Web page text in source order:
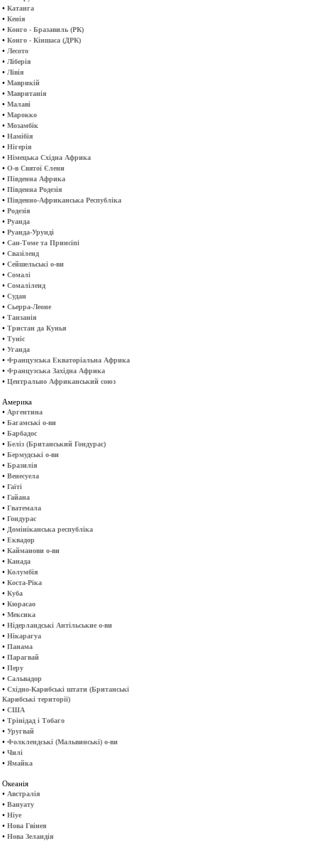
• Катанга
• Кенія
• Конго - Бразавиль (РК)
• Конго - Кіншаса (ДРК)
• Лесото
• Ліберія
• Лівія
• Маврикій
• Мавританія
• Малаві
• Марокко
• Мозамбік
• Намібія
• Нігерія
• Німецька Східна Африка
• О-в Святої Єлени
• Південна Африка
• Південна Родезія
• Південно-Африканська Республіка
• Родезія
• Руанда
• Руанда-Урунді
• Сан-Томе та Принсіпі
• Свазіленд
• Сейшельські о-ви
• Сомалі
• Сомаліленд
• Судан
• Сьерра-Леоне
• Танзанія
• Тристан да Кунья
• Туніс
• Уганда
• Французська Екваторіальна Африка
• Французська Західна Африка
• Центрально Африканський союз
Америка
• Аргентина
• Багамські о-ви
• Барбадос
• Беліз (Британський Гондурас)
• Бермудські о-ви
• Бразилія
• Венесуела
• Гаїті
• Гайана
• Гватемала
• Гондурас
• Домініканська республіка
• Еквадор
• Кайманови о-ви
• Канада
• Колумбія
• Коста-Ріка
• Куба
• Кюрасао
• Мексика
• Нідерландські Антільськие о-ви
• Нікарагуа
• Панама
• Парагвай
• Перу
• Сальвадор
• Східно-Карибські штати (Британські
Карибські території)
• США
• Трінідад і Тобаго
• Уругвай
• Фолклендські (Мальвинські) о-ви
• Чилі
• Ямайка
Океанія
• Австралія
• Вануату
• Ніуе
• Нова Гвінея
• Нова Зеландія